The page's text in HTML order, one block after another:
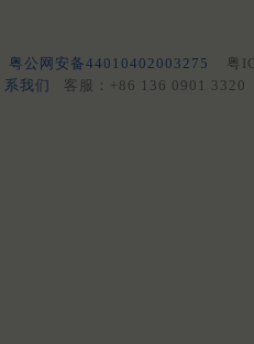
粤公网安备44010402003275 粤
系我们
客服：+86 136 0901 3320